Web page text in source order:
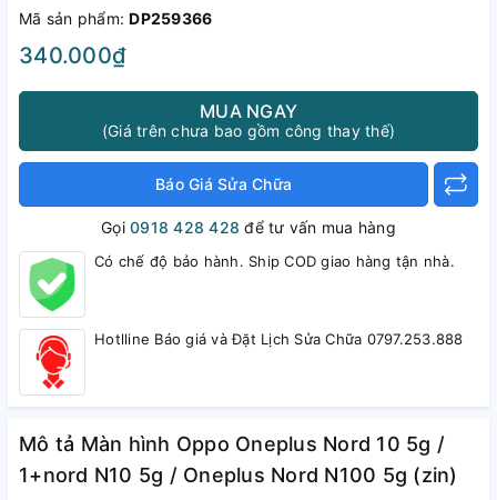
Mã sản phẩm:DP259366
340.000₫
MUA NGAY
(Giá trên chưa bao gồm công thay thế)
Báo Giá Sửa Chữa
Gọi0918 428 428 để tư vấn mua hàng
Có chế độ bảo hành. Ship COD giao hàng tận nhà.
Hotlline Báo giá và Đặt Lịch Sửa Chữa 0797.253.888
Mô tả Màn hình Oppo Oneplus Nord 10 5g /
1+nord N10 5g / Oneplus Nord N100 5g (zin)